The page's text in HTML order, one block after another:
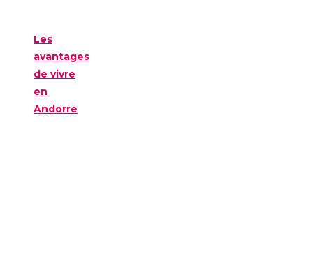
Les
avantages
de vivre
en
Andorre